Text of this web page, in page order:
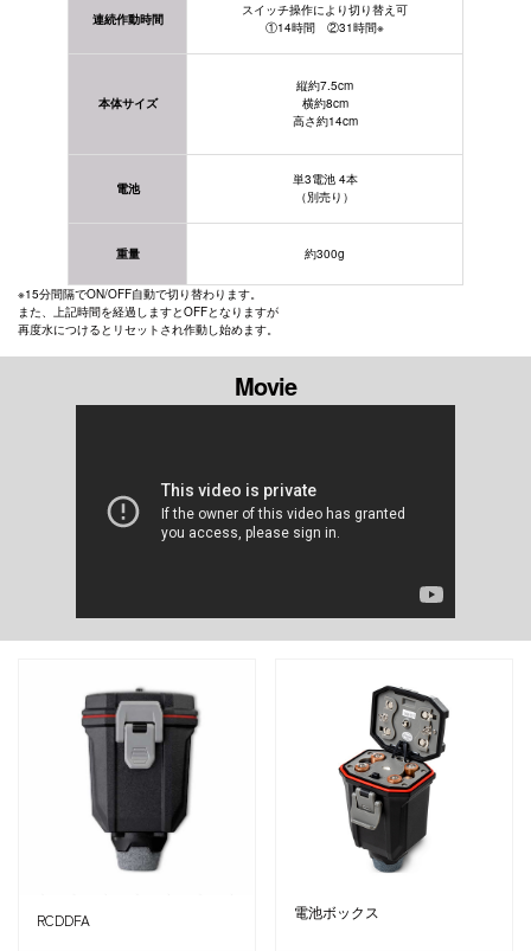
連続作動時間
スイッチ操作により切り替え可
①14時間 ②31時間※
本体サイズ
縦約7.5cm
横約8cm
高さ約14cm
電池
単3電池 4本
（別売り）
重量 約300g
※15分間隔でON/OFF自動で切り替わります。
また、上記時間を経過しますとOFFとなりますが
再度水につけるとリセットされ作動し始めます。
Movie
RCDDFA 電池ボックス